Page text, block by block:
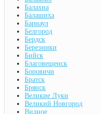
Балахна
Балашиха
Барнаул
Белгород
Бердск
Березники
Бийск
Благовещенск
Боровичи
Братск
Брянск
Великие Луки
Великий Новгород
Видное